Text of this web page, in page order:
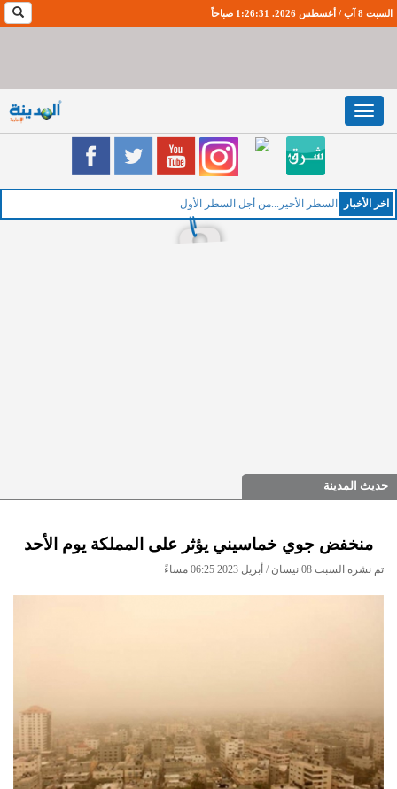
السبت 8 آب / أغسطس 2026. 1:26:32 صباحاً
Toggle
navigation
اخر اﻷخبار الخم
حديث المدينة
منخفض جوي خماسيني يؤثر على المملكة يوم الأحد
تم نشره السبت 08 نيسان / أبريل 2023 06:25 مساءً